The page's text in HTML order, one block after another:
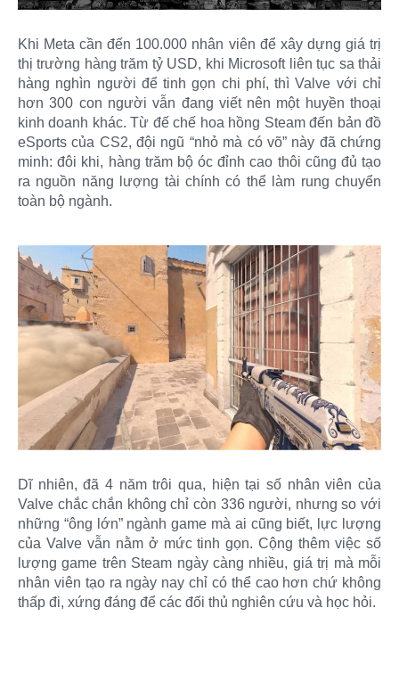
Khi Meta cần đến 100.000 nhân viên để xây dựng giá trị
thị trường hàng trăm tỷ USD, khi Microsoft liên tục sa thải
hàng nghìn người để tinh gọn chi phí, thì Valve với chỉ
hơn 300 con người vẫn đang viết nên một huyền thoại
kinh doanh khác. Từ đế chế hoa hồng Steam đến bản đồ
eSports của CS2, đội ngũ “nhỏ mà có võ” này đã chứng
minh: đôi khi, hàng trăm bộ óc đỉnh cao thôi cũng đủ tạo
ra nguồn năng lượng tài chính có thể làm rung chuyển
toàn bộ ngành.
Dĩ nhiên, đã 4 năm trôi qua, hiện tại số nhân viên của
Valve chắc chắn không chỉ còn 336 người, nhưng so với
những “ông lớn” ngành game mà ai cũng biết, lực lượng
của Valve vẫn nằm ở mức tinh gọn. Cộng thêm việc số
lượng game trên Steam ngày càng nhiều, giá trị mà mỗi
nhân viên tạo ra ngày nay chỉ có thể cao hơn chứ không
thấp đi, xứng đáng để các đối thủ nghiên cứu và học hỏi.​